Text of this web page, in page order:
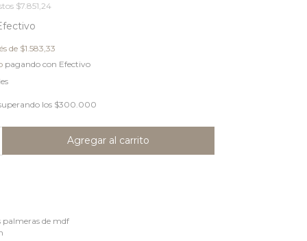
$7.851,24
de $1.583,33
pagando con Efectivo
los $300.000
palmeras de mdf